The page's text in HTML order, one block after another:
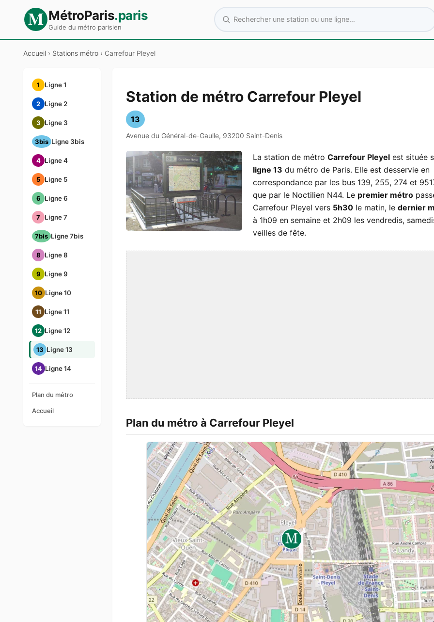
M MétroParis.paris
Guide du métro parisien Rechercher une station ou une ligne
Accueil › Stations métro › Carrefour Pleyel
1 Ligne 1
2 Ligne 2
3 Ligne 3
3bis Ligne 3bis
4 Ligne 4
5 Ligne 5
6 Ligne 6
7 Ligne 7
7bis Ligne 7bis
8 Ligne 8
9 Ligne 9
10 Ligne 10
11 Ligne 11
12 Ligne 12
13 Ligne 13
14 Ligne 14
Plan du métro
Accueil
Station de métro Carrefour Pleyel
13
Avenue du Général-de-Gaulle, 93200 Saint-Denis
La station de métro Carrefour Pleyel est située
ligne 13 du métro de Paris. Elle est desservie en
correspondance par les bus 139, 255, 274 et
que par le Noctilien N44. Le premier métro
Carrefour Pleyel vers 5h30 le matin, le dernier
à 1h09 en semaine et 2h09 les vendredis,
veilles de fête.
Plan du métro à Carrefour Pleyel